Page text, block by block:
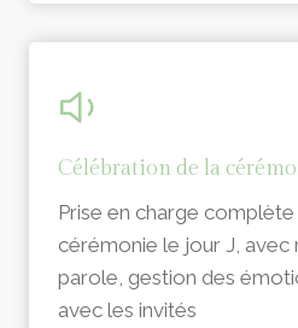
Célébration de la
Prise en charge complète
cérémonie le jour J, avec
parole, gestion des
avec les invités